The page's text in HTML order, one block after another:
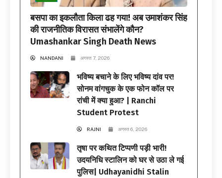
बसपा का इकलौता किला ढह गया! अब उमाशंकर सिंह
की राजनीतिक विरासत संभालेंगे कौन?
Umashankar Singh Death News
NANDANI अगस्त 7, 2026
भविष्य बचाने के लिए भविष्य दांव पर!
सोनम वांगचुक के एक फोन कॉल पर
रांची में क्या हुआ? | Ranchi
Student Protest
RAJNI अगस्त 6, 2026
तृषा पर कथित टिप्पणी पड़ी भारी!
उदयनिधि स्टालिन को घर से उठा ले गई
पुलिस| Udhayanidhi Stalin